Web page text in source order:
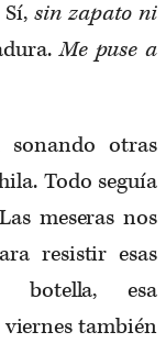
Sí, sin zapato ni
Me puse a
sonando otras
Todo seguía
meseras nos
resistir esas
botella, esa
también